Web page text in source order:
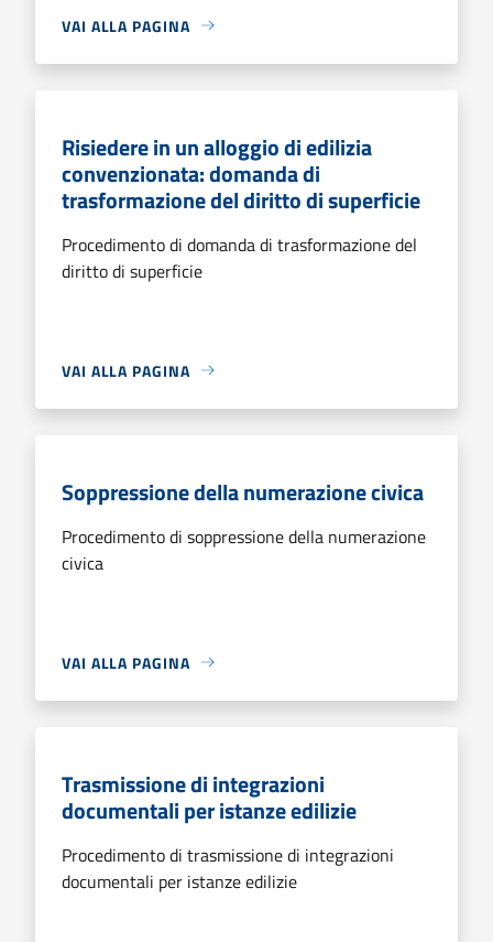
VAI ALLA PAGINA
Risiedere in un alloggio di edilizia
convenzionata: domanda di
trasformazione del diritto di superficie
Procedimento di domanda di trasformazione del
diritto di superficie
VAI ALLA PAGINA
Soppressione della numerazione civica
Procedimento di soppressione della numerazione
civica
VAI ALLA PAGINA
Trasmissione di integrazioni
documentali per istanze edilizie
Procedimento di trasmissione di integrazioni
documentali per istanze edilizie